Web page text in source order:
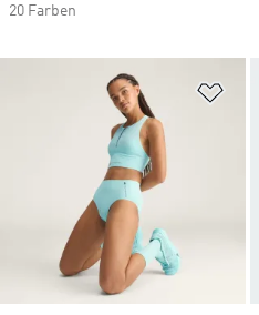
20 Farben